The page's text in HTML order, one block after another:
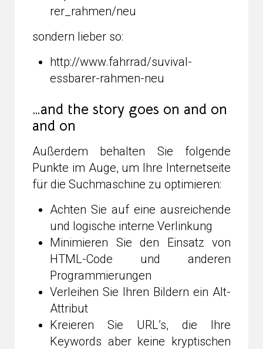
rer_rahmen/neu
sondern lieber so:
http://www.fahrrad/suvival-
essbarer-rahmen-neu
…and the story goes on and on
and on
Außerdem behalten Sie folgende
Punkte im Auge, um Ihre Internetseite
für die Suchmaschine zu optimieren:
Achten Sie auf eine ausreichende
und logische interne Verlinkung
Minimieren Sie den Einsatz von
HTML-Code und anderen
Programmierungen
Verleihen Sie Ihren Bildern ein Alt-
Attribut
Kreieren Sie URL’s, die Ihre
Keywords aber keine kryptischen